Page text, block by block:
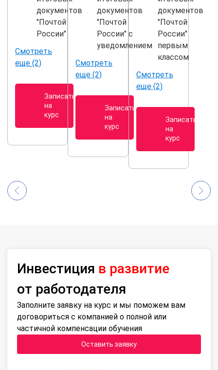
документов
"Почтой
России"
Смотреть
еще (2)
Записаться
на
курс
документов
"Почтой
России" с
уведомлением
Смотреть
еще (2)
Записаться
на
курс
документов
"Почтой
России"
первым
классом
Смотреть
еще (2)
Записаться
на
курс
Инвестиция в развитие
от работодателя
Заполните заявку на курс и мы поможем вам
договориться с компанией о полной или
частичной компенсации обучения
Оставить заявку